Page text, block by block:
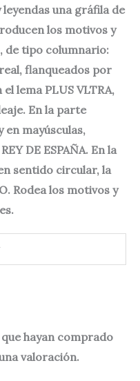
leyendas una gráfila de
los motivos y
de tipo columnario:
flanqueados por
lema PLUS VLTRA,
En la parte
mayúsculas,
DE ESPAÑA. En la
sentido circular, la
Rodea los motivos y
hayan comprado
valoración.